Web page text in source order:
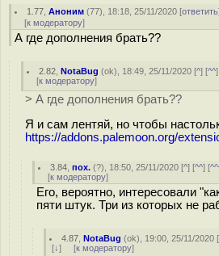
1.77 ,Аноним (77), 18:18, 25/11/2020 [ответить
[к модератору]
А где дополнения брать??
2.82 ,NotaBug (ok), 18:49, 25/11/2020 [^] [^^
[к модератору]
> А где дополнения брать??
Я и сам лентяй, но чтобы
https://addons.palemoon.org/
3.84 ,пох. (?), 18:50, 25/11/2020 [^] [^^] [
[к модератору]
Его, вероятно, интересовали
пяти штук. Три из которых не
4.87 ,NotaBug (ok), 19:00, 25/11/2020 [
[↓] [к модератору]